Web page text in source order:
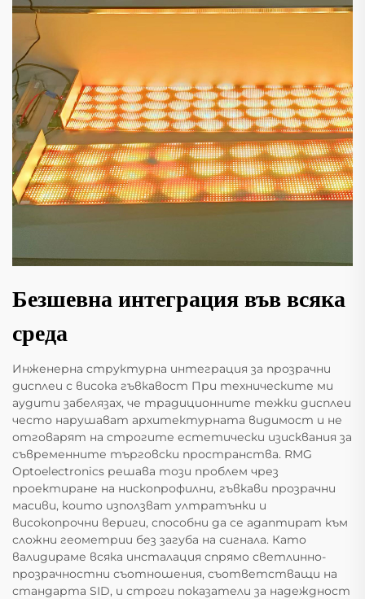
Безшевна интеграция във всяка
среда
Инженерна структурна интеграция за прозрачни
дисплеи с висока гъвкавост При техническите ми
аудити забелязах, че традиционните тежки дисплеи
често нарушават архитектурната видимост и не
отговарят на строгите естетически изисквания за
съвременните търговски пространства. RMG
Optoelectronics решава този проблем чрез
проектиране на нископрофилни, гъвкави прозрачни
масиви, които използват ултратънки и
високопрочни вериги, способни да се адаптират към
сложни геометрии без загуба на сигнала. Като
валидираме всяка инсталация спрямо светлинно-
прозрачностни съотношения, съответстващи на
стандарта SID, и строги показатели за надеждност